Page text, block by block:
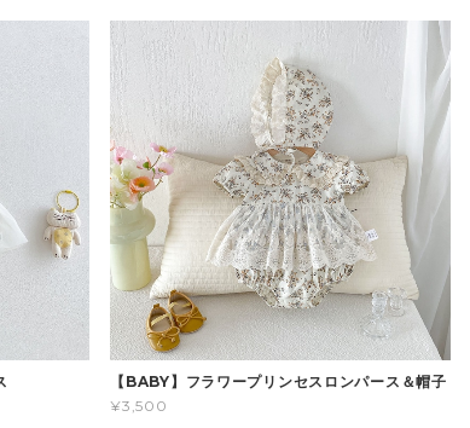
【BABY】フラワープリンセスロンパース＆帽子
¥3,500